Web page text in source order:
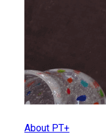
About PT+